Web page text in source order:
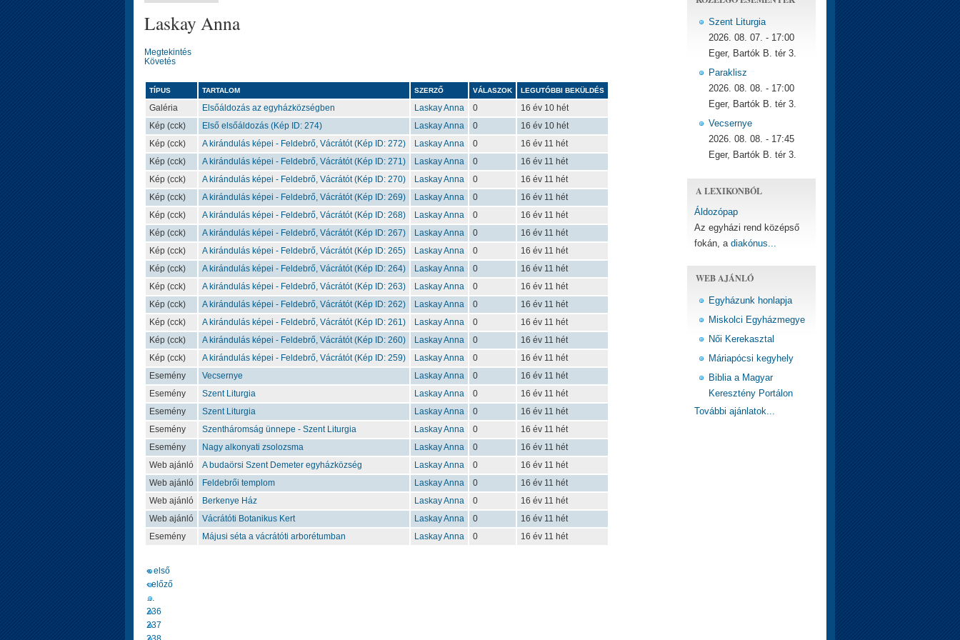
Laskay Anna
Megtekintés
Követés
TÍPUS TARTALOM SZERZŐ VÁLASZOK LEGUTÓBBI BEKÜLDÉS
Galéria Elsőáldozás az egyházközségben Laskay Anna 0
16 év 10 hét
Kép (cck)
Első elsőáldozás (Kép ID: 274) Laskay Anna 0
16 év 10 hét
Kép (cck)
A kirándulás képei - Feldebrő, Vácrátót (Kép ID: 272) Laskay Anna 0
16 év 11 hét
Kép (cck)
A kirándulás képei - Feldebrő, Vácrátót (Kép ID: 271) Laskay Anna 0
16 év 11 hét
Kép (cck)
A kirándulás képei - Feldebrő, Vácrátót (Kép ID: 270) Laskay Anna 0
16 év 11 hét
Kép (cck)
A kirándulás képei - Feldebrő, Vácrátót (Kép ID: 269) Laskay Anna 0
16 év 11 hét
Kép (cck)
A kirándulás képei - Feldebrő, Vácrátót (Kép ID: 268) Laskay Anna 0
16 év 11 hét
Kép (cck)
A kirándulás képei - Feldebrő, Vácrátót (Kép ID: 267) Laskay Anna 0
16 év 11 hét
Kép (cck)
A kirándulás képei - Feldebrő, Vácrátót (Kép ID: 265) Laskay Anna 0
16 év 11 hét
Kép (cck)
A kirándulás képei - Feldebrő, Vácrátót (Kép ID: 264) Laskay Anna 0
16 év 11 hét
Kép (cck)
A kirándulás képei - Feldebrő, Vácrátót (Kép ID: 263) Laskay Anna 0
16 év 11 hét
Kép (cck)
A kirándulás képei - Feldebrő, Vácrátót (Kép ID: 262) Laskay Anna 0
16 év 11 hét
Kép (cck)
A kirándulás képei - Feldebrő, Vácrátót (Kép ID: 261) Laskay Anna 0
16 év 11 hét
Kép (cck)
A kirándulás képei - Feldebrő, Vácrátót (Kép ID: 260) Laskay Anna 0
16 év 11 hét
Kép (cck)
A kirándulás képei - Feldebrő, Vácrátót (Kép ID: 259) Laskay Anna 0
16 év 11 hét
Esemény
Vecsernye Laskay Anna 0
16 év 11 hét
Esemény
Szent Liturgia Laskay Anna 0
16 év 11 hét
Esemény
Szent Liturgia Laskay Anna 0
16 év 11 hét
Esemény
Szentháromság ünnepe - Szent Liturgia Laskay Anna 0
16 év 11 hét
Esemény
Nagy alkonyati zsolozsma Laskay Anna 0
16 év 11 hét
Web ajánló
A budaörsi Szent Demeter egyházközség Laskay Anna 0
16 év 11 hét
Web ajánló
Feldebrői templom Laskay Anna 0
16 év 11 hét
Web ajánló
Berkenye Ház Laskay Anna 0
16 év 11 hét
Web ajánló
Vácrátóti Botanikus Kert Laskay Anna 0
16 év 11 hét
Esemény
Májusi séta a vácrátóti arborétumban Laskay Anna 0 16 év 11 hét
« első
‹ előző
…
236
237
Szent Liturgia
2026. 08. 07. - 17:00
Eger, Bartók B. tér 3.
Paraklisz
2026. 08. 08. - 17:00
Eger, Bartók B. tér 3.
Vecsernye
2026. 08. 08. - 17:45
Eger, Bartók B. tér 3.
A LEXIKONBÓL
Áldozópap
Az egyházi rend középső
fokán, a diakónus...
WEB AJÁNLÓ
Egyházunk honlapja
Miskolci Egyházmegye
Női Kerekasztal
Máriapócsi kegyhely
Biblia a Magyar
Keresztény Portálon
További ajánlatok...